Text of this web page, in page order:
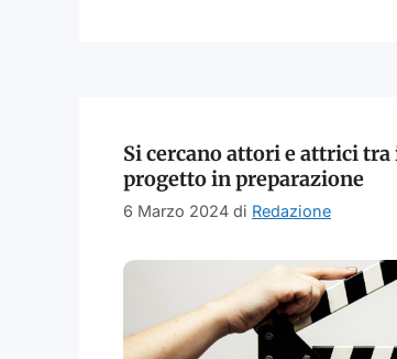
Si cercano attori e attrici tra
progetto in preparazione
6 Marzo 2024 di Redazione